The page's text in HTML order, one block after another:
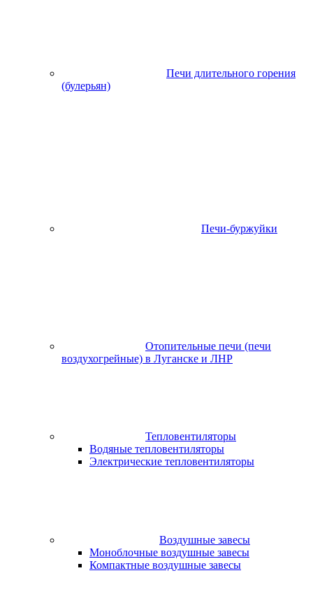
Печи длительного горения
(булерьян)
Печи-буржуйки
Отопительные печи (печи
воздухогрейные) в Луганске и ЛНР
Тепловентиляторы
Водяные тепловентиляторы
Электрические тепловентиляторы
Воздушные завесы
Моноблочные воздушные завесы
Компактные воздушные завесы